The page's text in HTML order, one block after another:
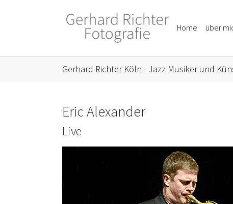
Home über
Gerhard Richter Köln - Jazz Musiker und
Eric Alexander
Live